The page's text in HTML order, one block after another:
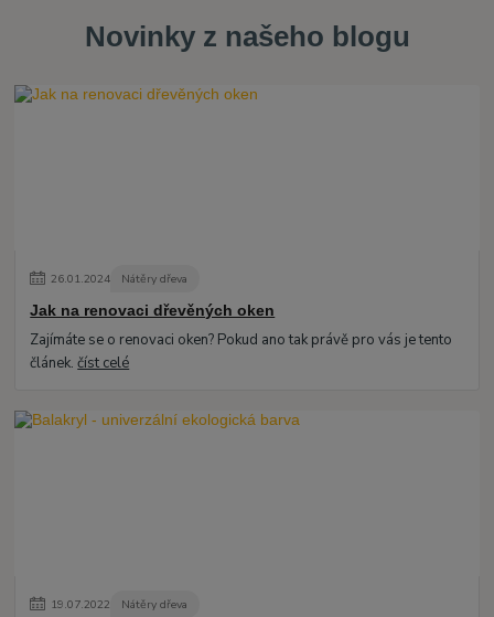
Novinky z našeho blogu
26.01.2024 Nátěry dřeva
Jak na renovaci dřevěných oken
Zajímáte se o renovaci oken? Pokud ano tak právě pro vás je tento
článek.číst celé
19.07.2022 Nátěry dřeva